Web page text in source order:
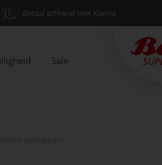
Betaal achteraf met Klarna
Sale